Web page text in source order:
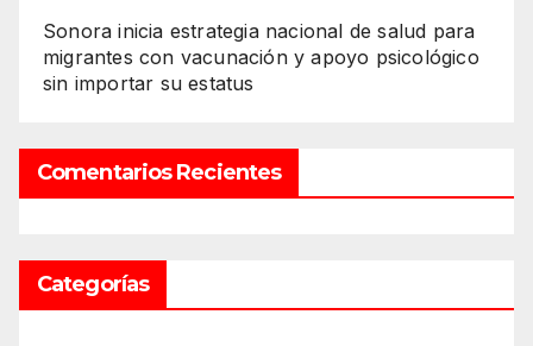
Sonora inicia estrategia nacional de salud para
migrantes con vacunación y apoyo psicológico
sin importar su estatus
Comentarios Recientes
Categorías